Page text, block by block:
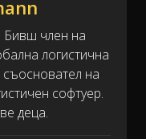
Бивш член на
логистична
на
софтуер.
деца.